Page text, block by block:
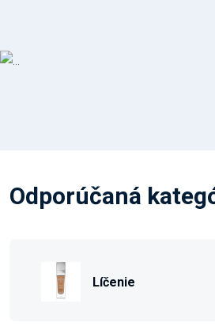
Odporúčaná
Líčenie